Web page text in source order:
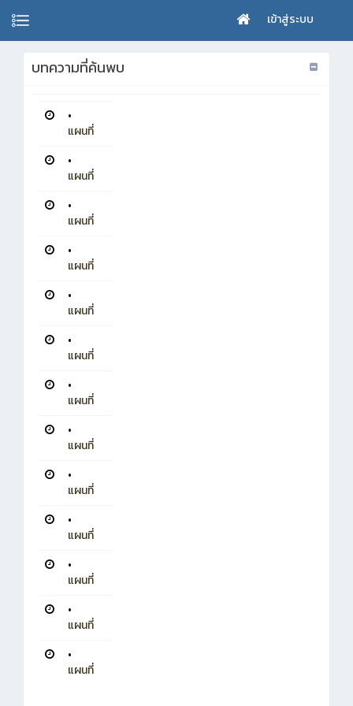
เข้าสู่ระบบ
บทความที่ค้นพบ
•
แผนที่
•
แผนที่
•
แผนที่
•
แผนที่
•
แผนที่
•
แผนที่
•
แผนที่
•
แผนที่
•
แผนที่
•
แผนที่
•
แผนที่
•
แผนที่
•
แผนที่